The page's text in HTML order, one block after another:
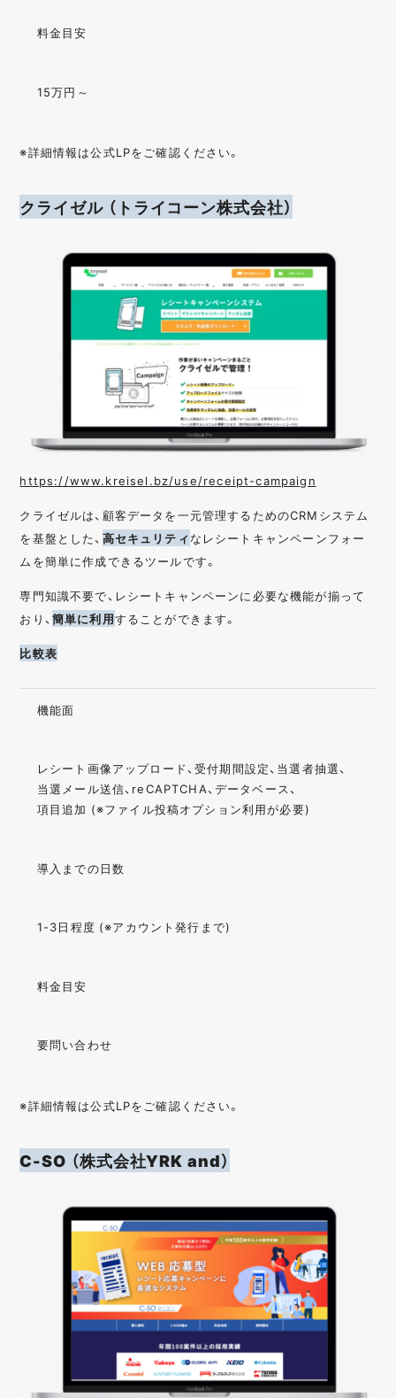
料金目安
15万円～
※詳細情報は公式LPをご確認ください。
クライゼル （トライコーン株式会社）
https://www.kreisel.bz/use/receipt-campaign
クライゼルは、顧客データを一元管理するためのCRMシステム
を基盤とした、 高セキュリティ なレシートキャンペーンフォー
ムを簡単に作成できるツールです。
専門知識不要で、レシートキャンペーンに必要な機能が揃って
おり、簡単に利用することができます。
比較表
機能面
レシート画像アップロード、受付期間設定、当選者抽選、
当選メール送信、reCAPTCHA、データベース、
項目追加 (※ファイル投稿オプション利用が必要)
導入までの日数
1-3日程度 (※アカウント発行まで)
料金目安
要問い合わせ
※詳細情報は公式LPをご確認ください。
C-SO （株式会社YRK and）